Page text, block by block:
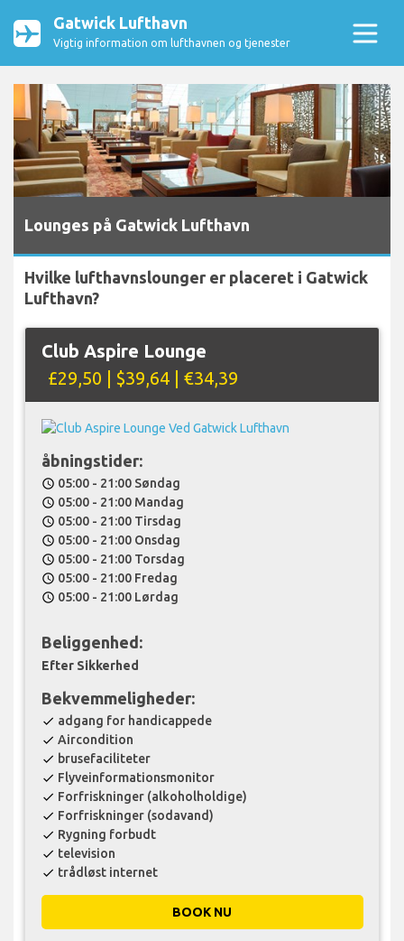
Gatwick Lufthavn
Vigtig information om lufthavnen og tjenester
Lounges på Gatwick Lufthavn
Hvilke lufthavnslounger er placeret i Gatwick
Lufthavn?
Club Aspire Lounge
£29,50 | $39,64 | €34,39
åbningstider:
schedule 05:00 - 21:00 Søndag
schedule 05:00 - 21:00 Mandag
schedule 05:00 - 21:00 Tirsdag
schedule 05:00 - 21:00 Onsdag
schedule 05:00 - 21:00 Torsdag
schedule 05:00 - 21:00 Fredag
schedule 05:00 - 21:00 Lørdag
Beliggenhed:
Efter Sikkerhed
Bekvemmeligheder:
check adgang for handicappede
check Aircondition
check brusefaciliteter
check Flyveinformationsmonitor
check Forfriskninger (alkoholholdige)
check Forfriskninger (sodavand)
check Rygning forbudt
check television
check trådløst internet
BOOK NU